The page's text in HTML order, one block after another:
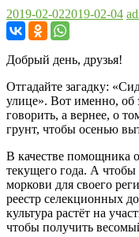
2019-02-022019-02-04
Добрый день, друзья!
Отгадайте загадку:
улице». Вот именно, об
говорить, а вернее, о
грунт, чтобы осенью
В качестве помощника
текущего года. А чтобы
моркови для своего
реестр селекционных
культура растёт на
чтобы получить